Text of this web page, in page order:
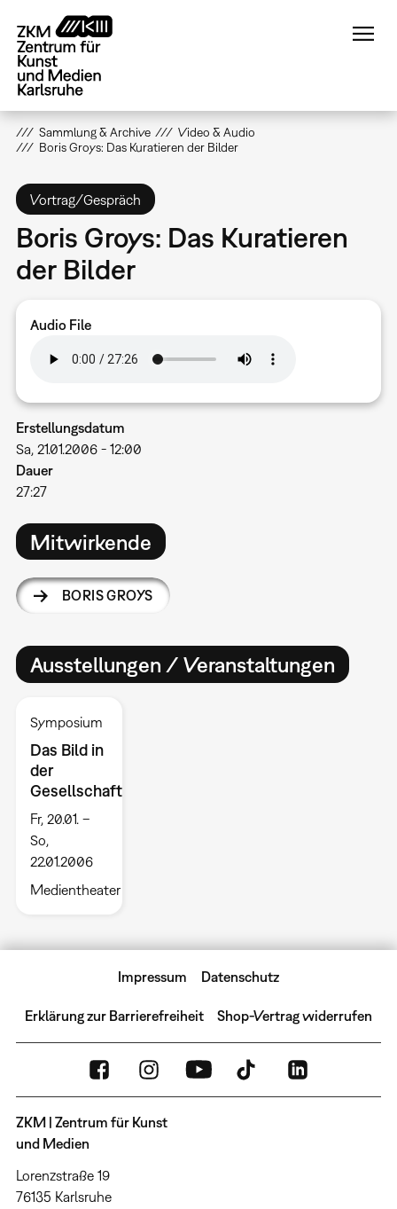
zum
Inhalt
Sammlung & Archive
Video & Audio
Boris Groys: Das Kuratieren der Bilder
Vortrag/Gespräch
Boris Groys: Das Kuratieren
der Bilder
Audio File
Erstellungsdatum
Sa, 21.01.2006 - 12:00
Dauer
27:27
Mitwirkende
BORIS GROYS
Ausstellungen / Veranstaltungen
Symposium
Das Bild in
der
Gesellschaft
Fr, 20.01. –
So,
22.01.2006
Medientheater
Impressum Datenschutz
Erklärung zur Barrierefreiheit Shop-Vertrag widerrufen
ZKM | Zentrum für Kunst
und Medien
Lorenzstraße 19
76135 Karlsruhe